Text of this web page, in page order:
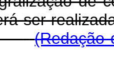
ser
(Redação